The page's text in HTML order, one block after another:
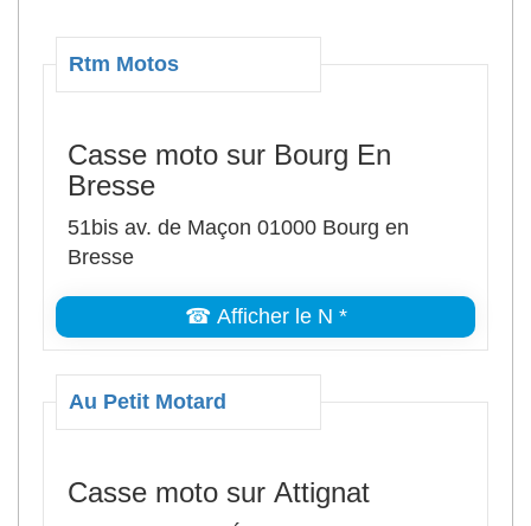
Rtm Motos
Casse moto sur Bourg En
Bresse
51bis av. de Maçon 01000 Bourg en
Bresse
☎ Afficher le N *
Au Petit Motard
Casse moto sur Attignat